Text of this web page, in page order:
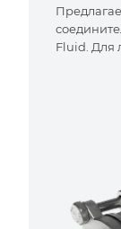
Fluid. Для